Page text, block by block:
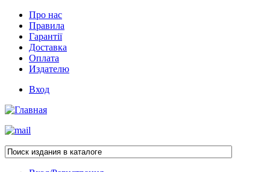
Про нас
Правила
Гарантії
Доставка
Оплата
Издателю
Вход